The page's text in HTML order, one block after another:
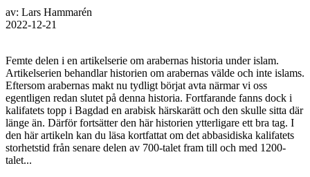
av: Lars Hammarén
2022-12-21
Femte delen i en artikelserie om arabernas historia under islam.
Artikelserien behandlar historien om arabernas välde och inte islams.
Eftersom arabernas makt nu tydligt börjat avta närmar vi oss
egentligen redan slutet på denna historia. Fortfarande fanns dock i
kalifatets topp i Bagdad en arabisk härskarätt och den skulle sitta där
länge än. Därför fortsätter den här historien ytterligare ett bra tag. I
den här artikeln kan du läsa kortfattat om det abbasidiska kalifatets
storhetstid från senare delen av 700-talet fram till och med 1200-
talet...